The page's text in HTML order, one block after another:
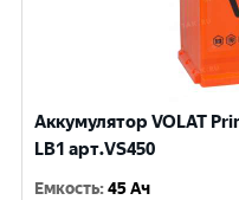
Аккумулятор VOLAT
LB1 арт.VS450
Емкость:45 Ач